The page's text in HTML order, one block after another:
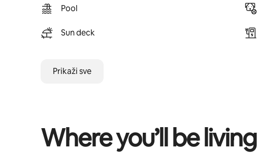
Pool
Sun deck
Prikaži sve
Where you’ll be living